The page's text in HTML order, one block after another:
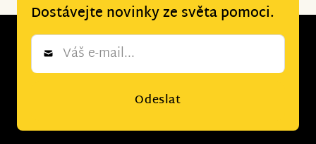
Dostávejte novinky ze světa pomoci.
Newsletter
Odeslat